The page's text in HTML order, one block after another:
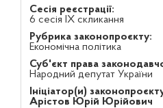
Сесія реєстрації:
6 сесія IX скликання
Рубрика законопроєкту:
Економічна політика
Суб'єкт права
Народний депутат України
Ініціатор(и)
Арістов Юрій Юрійович